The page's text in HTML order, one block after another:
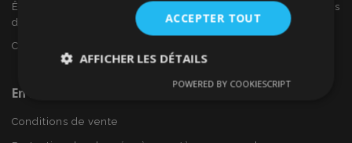
Êtes-vous intéressé par dropshipping ou voulez-vous
devenir notre partenaire?
Contactez-nous dès aujourd'hui!
En Savoir Plus Sur VTVAuto
Conditions de vente
ACCEPTER TOUT
AFFICHER LES DÉTAILS
Performance Ciblage
POWERED BY COOKIESCRIPT